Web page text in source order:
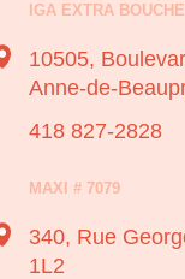
IGA EXTRA
10505,
Anne-de-
418 827-2828
MAXI # 7079
340, Rue
1L2